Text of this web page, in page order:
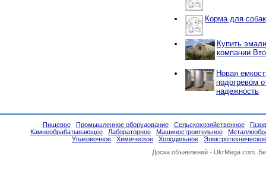
Корма для
Купить
компании
Новая
подогревом
надежность
Пищевое Промышленное оборудование Сельскохозяйственное
Камнеобрабатывающее
Лабораторное Машиностроительное
Упаковочное
Химическое Холодильное
Электротехническое
Доска объявлений - UkrMega.com.